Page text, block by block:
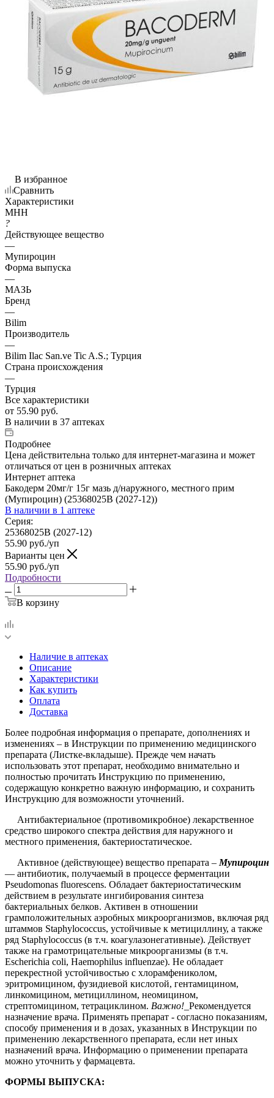
В избранное
Сравнить
Характеристики
МНН
?
Действующее вещество
—
Мупироцин
Форма выпуска
—
МАЗЬ
Бренд
—
Bilim
Производитель
—
Bilim Ilac San.ve Tic A.S.; Турция
Страна происхождения
—
Турция
Все характеристики
от 55.90 руб.
В наличии в 37 аптеках
Подробнее
Цена действительна только для интернет-магазина и может
отличаться от цен в розничных аптеках
Интернет аптека
Бакодерм 20мг/г 15г мазь д/наружного, местного прим
(Мупироцин) (25368025В (2027-12))
В наличии в 1 аптеке
Серия:
25368025В (2027-12)
55.90 руб./уп
Варианты цен
55.90 руб./уп
Подробности
В корзину
Наличие в аптеках
Описание
Характеристики
Как купить
Оплата
Доставка
Более подробная информация о препарате, дополнениях и
изменениях – в Инструкции по применению медицинского
препарата (Листке-вкладыше). Прежде чем начать
использовать этот препарат, необходимо внимательно и
полностью прочитать Инструкцию по применению,
содержащую конкретно важную информацию, и сохранить
Инструкцию для возможности уточнений.
Антибактериальное (противомикробное) лекарственное
средство широкого спектра действия для наружного и
местного применения, бактериостатическое.
Активное (действующее) вещество препарата – Мупироцин
— антибиотик, получаемый в процессе ферментации
Pseudomonas fluorescens. Обладает бактериостатическим
действием в результате ингибирования синтеза
бактериальных белков. Активен в отношении
грамположительных аэробных микроорганизмов, включая ряд
штаммов Staphylococcus, устойчивые к метициллину, а также
ряд Staphylococcus (в т.ч. коагулазонегативные). Действует
также на грамотрицательные микроорганизмы (в т.ч.
Escherichia coli, Haemophilus influenzae). Не обладает
перекрестной устойчивостью с хлорамфениколом,
эритромицином, фузидиевой кислотой, гентамицином,
линкомицином, метициллином, неомицином,
стрептомицином, тетрациклином. Важно! _Рекомендуется
назначение врача. Применять препарат - согласно показаниям,
способу применения и в дозах, указанных в Инструкции по
применению лекарственного препарата, если нет иных
назначений врача. Информацию о применении препарата
можно уточнить у фармацевта.
ФОРМЫ ВЫПУСКА: